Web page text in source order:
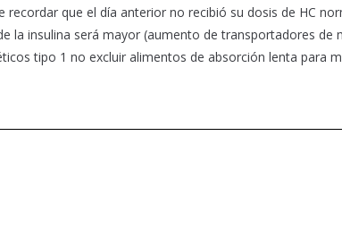
que el día anterior no recibió su dosis de HC
la insulina será mayor (aumento de transportadores de
tipo 1 no excluir alimentos de absorción lenta para